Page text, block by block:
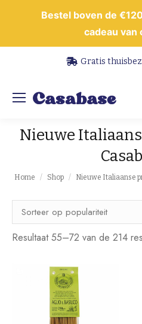
Bestel boven de
cadeau van
Gratis
Nieuwe
Je bent hier:
Home Shop Nieuwe Italiaanse
Resultaat 55–72 van de 214